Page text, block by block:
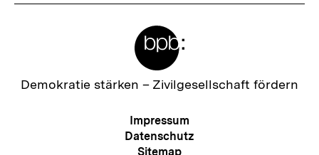
Zur
Demokratie stärken – Zivilgesellschaft fördern
Meta-
Navigation
Impressum
Datenschutz
Sitemap